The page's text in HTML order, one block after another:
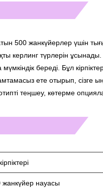
500 жанкүйерлер үшін
керлинг түрлерін
мүмкіндік береді. Бұл
ете отырып, сізге
теңшеу, көтерме
науасы